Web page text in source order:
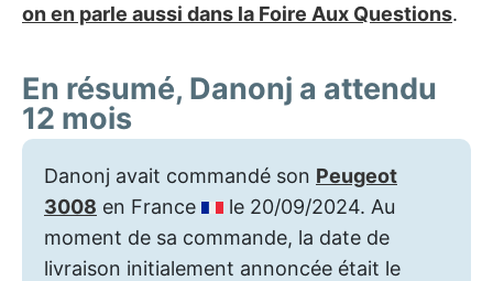
on en parle aussi dans la Foire Aux Questions.
En résumé, Danonj a attendu
12 mois
Danonj avait commandé son Peugeot
3008 en France
le 20/09/2024. Au
moment de sa commande, la date de
livraison initialement annoncée était le